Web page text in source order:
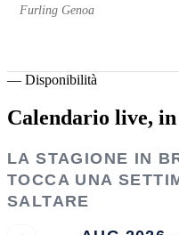
Furling Genoa
— Disponibilità
Calendario live, in
LA STAGIONE IN
TOCCA UNA
SALTARE